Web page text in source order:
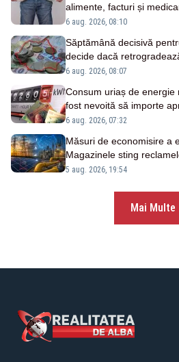
alimente, facturi și
nu trebuie!”
6 aug. 2026, 08:10
Săptămână decisivă
decide dacă
6 aug. 2026, 08:07
Consum uriaș de
fost nevoită să importe
6 aug. 2026, 07:32
Măsuri de economisire a
Magazinele sting
consumul
5 aug. 2026, 19:54
Mai Multe